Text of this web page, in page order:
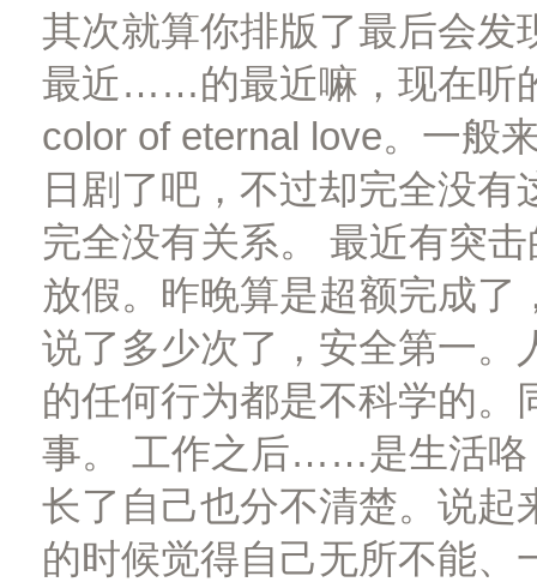
其次就算你排版了最后会发
最近……的最近嘛，现在听
color of eternal love。一般
日剧了吧，不过却完全没
完全没有关系。 最近有突
放假。昨晚算是超额完成
说了多少次了，安全第一。
的任何行为都是不科学的
事。 工作之后……是生活咯
长了自己也分不清楚。说起
的时候觉得自己无所不能